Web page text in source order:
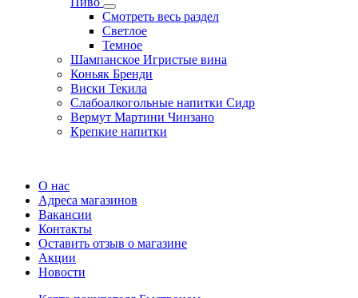
Смотреть весь раздел
Cветлое
Темное
Шампанское Игристые вина
Коньяк Бренди
Виски Текила
Слабоалкогольные напитки Сидр
Вермут Мартини Чинзано
Крепкие напитки
О нас
Адреса магазинов
Вакансии
Контакты
Оставить отзыв о магазине
Акции
Новости